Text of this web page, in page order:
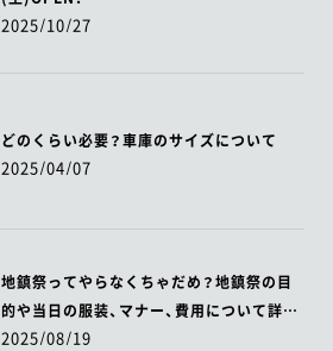
2025/10/27
どのくらい必要？車庫のサイズについて
2025/04/07
地鎮祭ってやらなくちゃだめ？地鎮祭の目
的や当日の服装、マナー、費用について詳し
く解説！
2025/08/19